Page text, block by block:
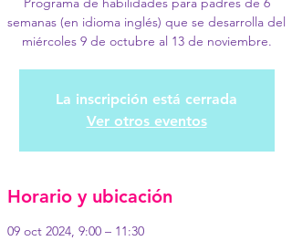
semanas (en idioma inglés) que se desarrolla del
miércoles 9 de octubre al 13 de noviembre.
La inscripción está cerrada
Ver otros eventos
Horario y ubicación
09 oct 2024, 9:00 – 11:30